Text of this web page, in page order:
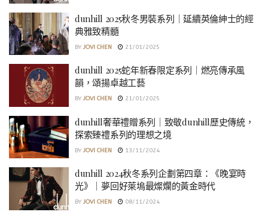
dunhill 2025秋冬男裝系列｜延續英倫紳士的經
典雅致精髓
BY JOVI CHEN 21/01/2025
dunhill 2025蛇年新春限定系列｜燃亮傳承風
韻，頌揚卓越工藝
BY JOVI CHEN 21/01/2025
dunhill奢華禮贈系列｜致敬dunhill歷史傳統，
探索臻禮系列的理想之境
BY JOVI CHEN 13/11/2024
dunhill 2024秋冬系列企劃第四章：《晚宴時
光》｜夢回好萊塢最燦爛的黃金時代
BY JOVI CHEN 08/11/2024